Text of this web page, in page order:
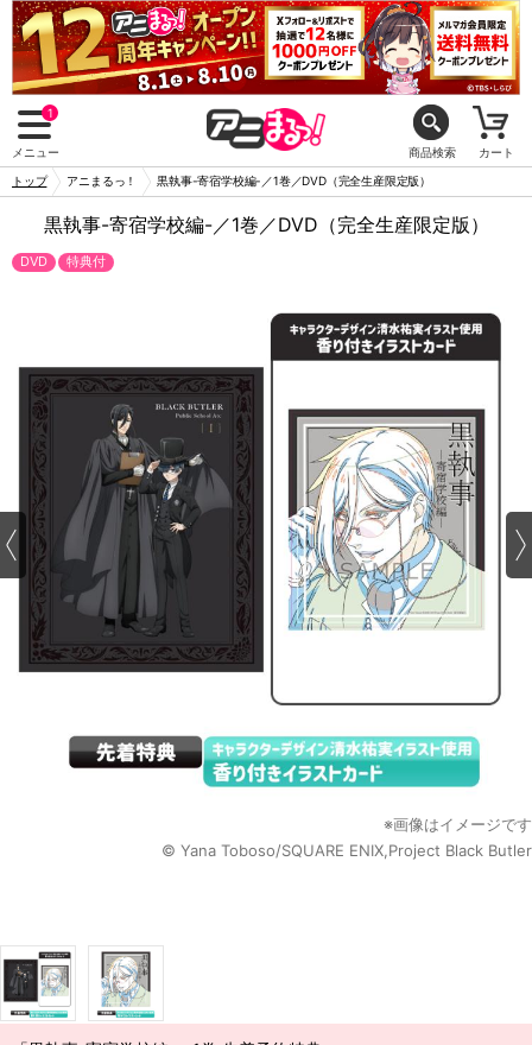
1
メニュー 商品検索 カート
トップ アニまるっ！ 黒執事-寄宿学校編-／1巻／DVD（完全生産限定版）
黒執事-寄宿学校編-／1巻／DVD（完全生産限定版）
DVD 特典付
※画像はイメージです
© Yana Toboso/SQUARE ENIX,Project Black Butler